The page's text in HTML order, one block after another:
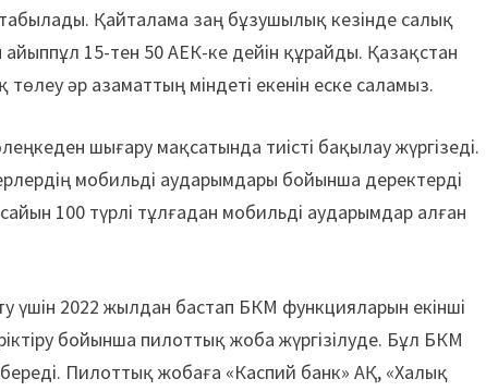
Қайталама заң бұзушылық кезінде салық
айыппұл 15-тен 50 АЕК-ке дейін құрайды. Қазақстан
әр азаматтың міндеті екенін еске саламыз.
шығару мақсатында тиісті бақылау жүргізеді.
мобильді аударымдары бойынша деректерді
100 түрлі тұлғадан мобильді аударымдар алған
үшін 2022 жылдан бастап БКМ функцияларын екінші
бойынша пилоттық жоба жүргізілуде. Бұл БКМ
береді. Пилоттық жобаға «Каспий банк» АҚ, «Халық